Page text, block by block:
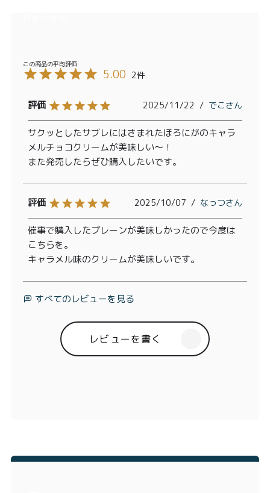
5.00 2
でこ
2025/11/22
サクッとしたサブレにはさまれたほろにがのキャラ
メルチョコクリームが美味しい～！
また発売したらぜひ購入したいです。
なっつ
2025/10/07
催事で購入したプレーンが美味しかったので今度は
こちらを。
キャラメル味のクリームが美味しいです。
すべてのレビューを見る
レビューを書く